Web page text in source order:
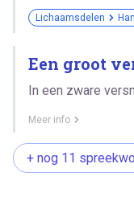
Lichaamsdelen
Een groot
In een zware
Meer info
+ nog 11